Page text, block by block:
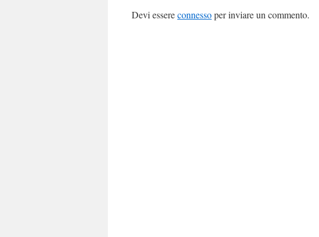
Devi essereconnessoper inviare un commento.